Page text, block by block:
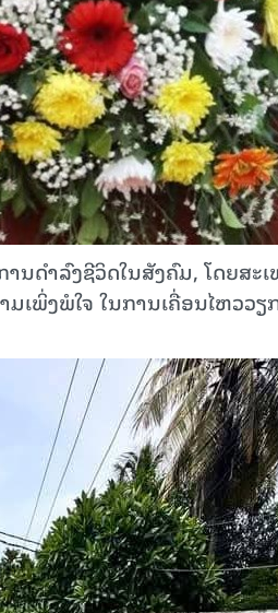
ດໍາລົງຊີວິດໃນສັງຄົມ, ໂດຍສະ
ເພິ່ງພໍໃຈ ໃນການເຄື່ອນໄຫວວ
08-2026)